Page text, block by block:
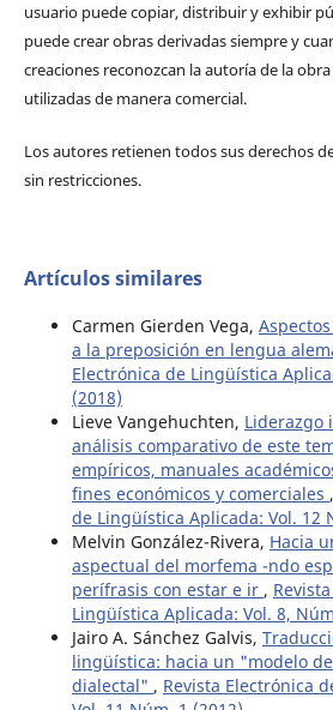
usuario puede copiar, distribuir y exhibir
puede crear obras derivadas siempre y
creaciones reconozcan la autoría de la
utilizadas de manera comercial.
Los autores retienen todos sus derechos
sin restricciones.
Artículos similares
Carmen Gierden Vega,
a la preposición en lengua
Electrónica de Lingüística
(2018)
Lieve Vangehuchten, Liderazgo
análisis comparativo de este
empíricos, manuales
fines económicos y comerciales ,
de Lingüística Aplicada: Vol. 12
Melvin González-Rivera, Hacia
aspectual del morfema -ndo
perífrasis con estar e ir ,
Lingüística Aplicada: Vol. 8,
Jairo A. Sánchez Galvis,
lingüística: hacia un "modelo
dialectal" , Revista Electrónica